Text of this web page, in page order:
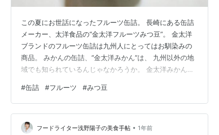
この夏にお世話になったフルーツ缶詰。 長崎にある缶詰
メーカー、太洋食品の“金太洋フルーツみつ豆”。 金太洋
ブランドのフルーツ缶詰は九州人にとってはお馴染みの
商品。 みかんの缶詰、“金太洋みかん”は、 九州以外の地
域でも知られているんじゃなかろうか。 金太洋みかん
洋フルーツみつ豆は、たくさんの寒天とともに、 みかん
のみならず桃やパイナップル、さくらんぼ等のフルーツ
に、 みつ豆に欠かせない、赤えんどう豆もしっかり入っ
ている。 みつ豆に欠かせない赤えんどう豆。 缶のサイズ
#缶詰 #フルーツ #みつ豆
フードライター浅野陽子の美食手帖 • 1年前